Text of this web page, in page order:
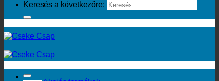
Keresés a következőre:
0